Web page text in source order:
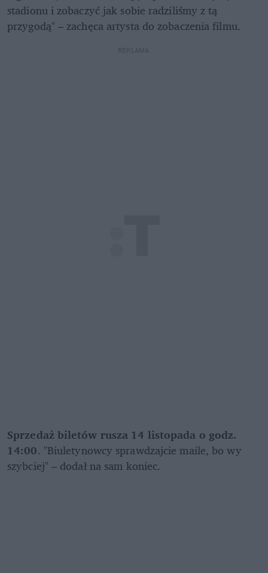
stadionu i zobaczyć jak sobie radziliśmy z tą
przygodą" – zachęca artysta do zobaczenia filmu.
REKLAMA
Sprzedaż biletów rusza 14 listopada o godz.
14:00. "Biuletynowcy sprawdzajcie maile, bo wy
szybciej" – dodał na sam koniec.